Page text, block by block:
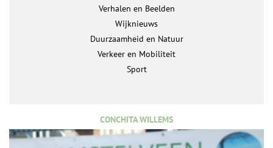
Verhalen en Beelden
Wijknieuws
Duurzaamheid en Natuur
Verkeer en Mobiliteit
Sport
CONCHITA WILLEMS